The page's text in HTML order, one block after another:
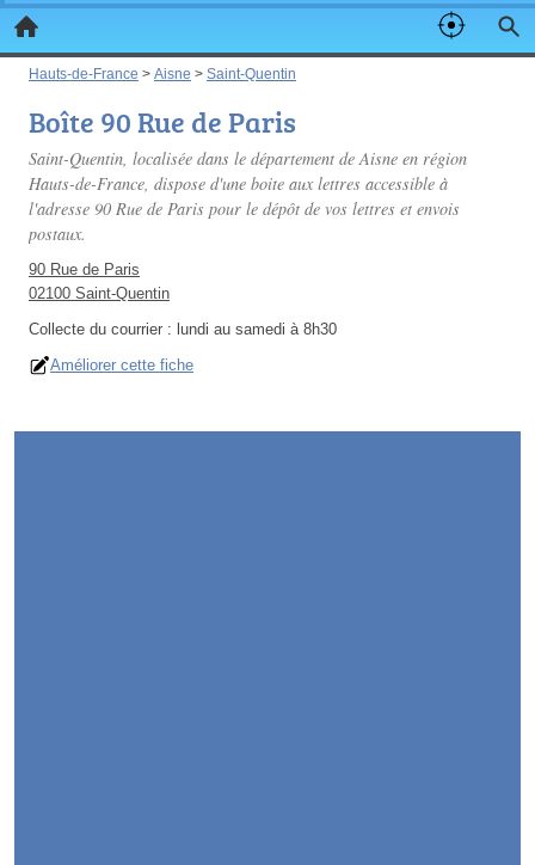
Hauts-de-France > Aisne > Saint-Quentin
Boîte 90 Rue de Paris
Saint-Quentin, localisée dans le département de Aisne en région
Hauts-de-France, dispose d'une boite aux lettres accessible à
l'adresse 90 Rue de Paris pour le dépôt de vos lettres et envois
postaux.
90 Rue de Paris
02100 Saint-Quentin
Collecte du courrier : lundi au samedi à 8h30
Améliorer cette fiche